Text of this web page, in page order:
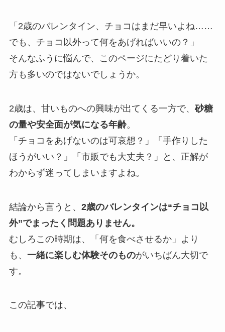
「2歳のバレンタイン、チョコはまだ早いよね……
でも、チョコ以外って何をあげればいいの？」
そんなふうに悩んで、このページにたどり着いた
方も多いのではないでしょうか。
2歳は、甘いものへの興味が出てくる一方で、砂糖
の量や安全面が気になる年齢。
「チョコをあげないのは可哀想？」「手作りした
ほうがいい？」「市販でも大丈夫？」と、正解が
わからず迷ってしまいますよね。
結論から言うと、 2歳のバレンタインは“チョコ以
外”でまったく問題ありません。
むしろこの時期は、「何を食べさせるか」より
も、 一緒に楽しむ体験そのものがいちばん大切で
す。
この記事では、